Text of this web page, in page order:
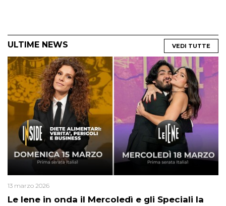
ULTIME NEWS VEDI TUTTE
Le Iene in onda il Mercoledì e gli Speciali la
13 marzo 2026